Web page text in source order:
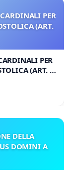
PER
(ART.
PER
(ART. 3
DELLA
DOMINI A